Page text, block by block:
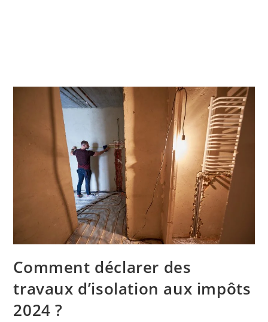
Comment déclarer des
travaux d’isolation aux impôts
2024 ?